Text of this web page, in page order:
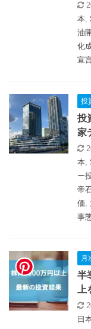
本,
油
化
宣
投
投
家
本,
ー
帝
価,
事
月
半
日